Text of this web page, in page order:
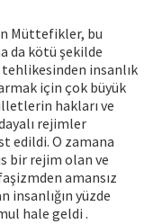
Müttefikler, bu
da kötü şekilde
insanlık
için çok büyük
hakları ve
rejimler
edildi. O zamana
bir rejim olan ve
amansız
insanlığın yüzde
hale geldi .